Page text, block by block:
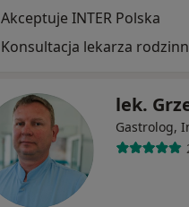
Akceptuje INTER Polska
Konsultacja lekarza
lek.
Gastrolog,